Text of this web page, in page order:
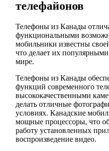
телефайонов
Телефоны из Канады
функциональными
мобильники известны
что делает их
мире.
Телефоны из Канады
функций современного
высококачественными
делать отличные
условиях. Канадские
мощные процессоры, что
работу установленных
воспроизведение видео.